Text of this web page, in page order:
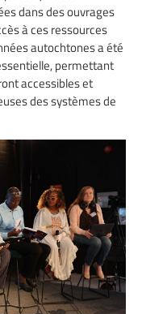
dans des ouvrages
à ces ressources
autochtones a été
permettant
accessibles et
des systèmes de